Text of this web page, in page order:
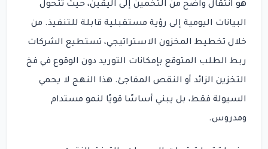
هو انتقال واضح من التخمين إلى اليقين، حيث تتحول
البيانات اليومية إلى رؤية مستقبلية قابلة للتنفيذ. من
خلال تخطيط المخزون الاستراتيجي، تستطيع الشركات
ربط الطلب المتوقع بإمكانات التوريد دون الوقوع في فخ
التخزين الزائد أو النقص المفاجئ. هذا النهج لا يحمي
السيولة فقط، بل يبني أساسًا قويًا لنمو مستدام
ومدروس.